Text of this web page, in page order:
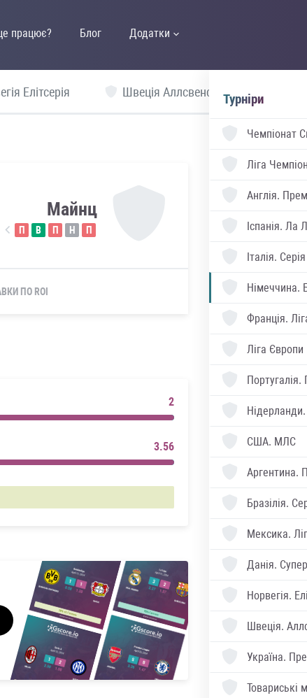
працює? Блог Додатки
Елітсерія Швеція Аллсвенскан
Майнц
П В П Н П
ПО ROI
2
3.56
Турніри
Чемпіонат
Ліга
Англія.
Іспанія. Ла
Італія.
Німеччина.
Франція.
Ліга Європи
Португалія.
Нідерланди.
США. МЛС
Аргентина.
Бразілія.
Мексика.
Данія.
Норвегія.
Швеція.
Україна.
Товариські